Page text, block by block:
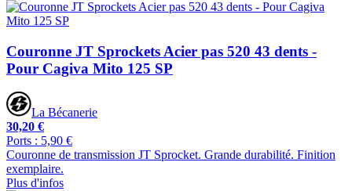
Couronne JT Sprockets Acier pas 520 43 dents -
Pour Cagiva Mito 125 SP
La Bécanerie
30,20 €
Ports : 5,90 €
Couronne de transmission JT Sprocket. Grande durabilité. Finition
exemplaire.
Plus d'infos